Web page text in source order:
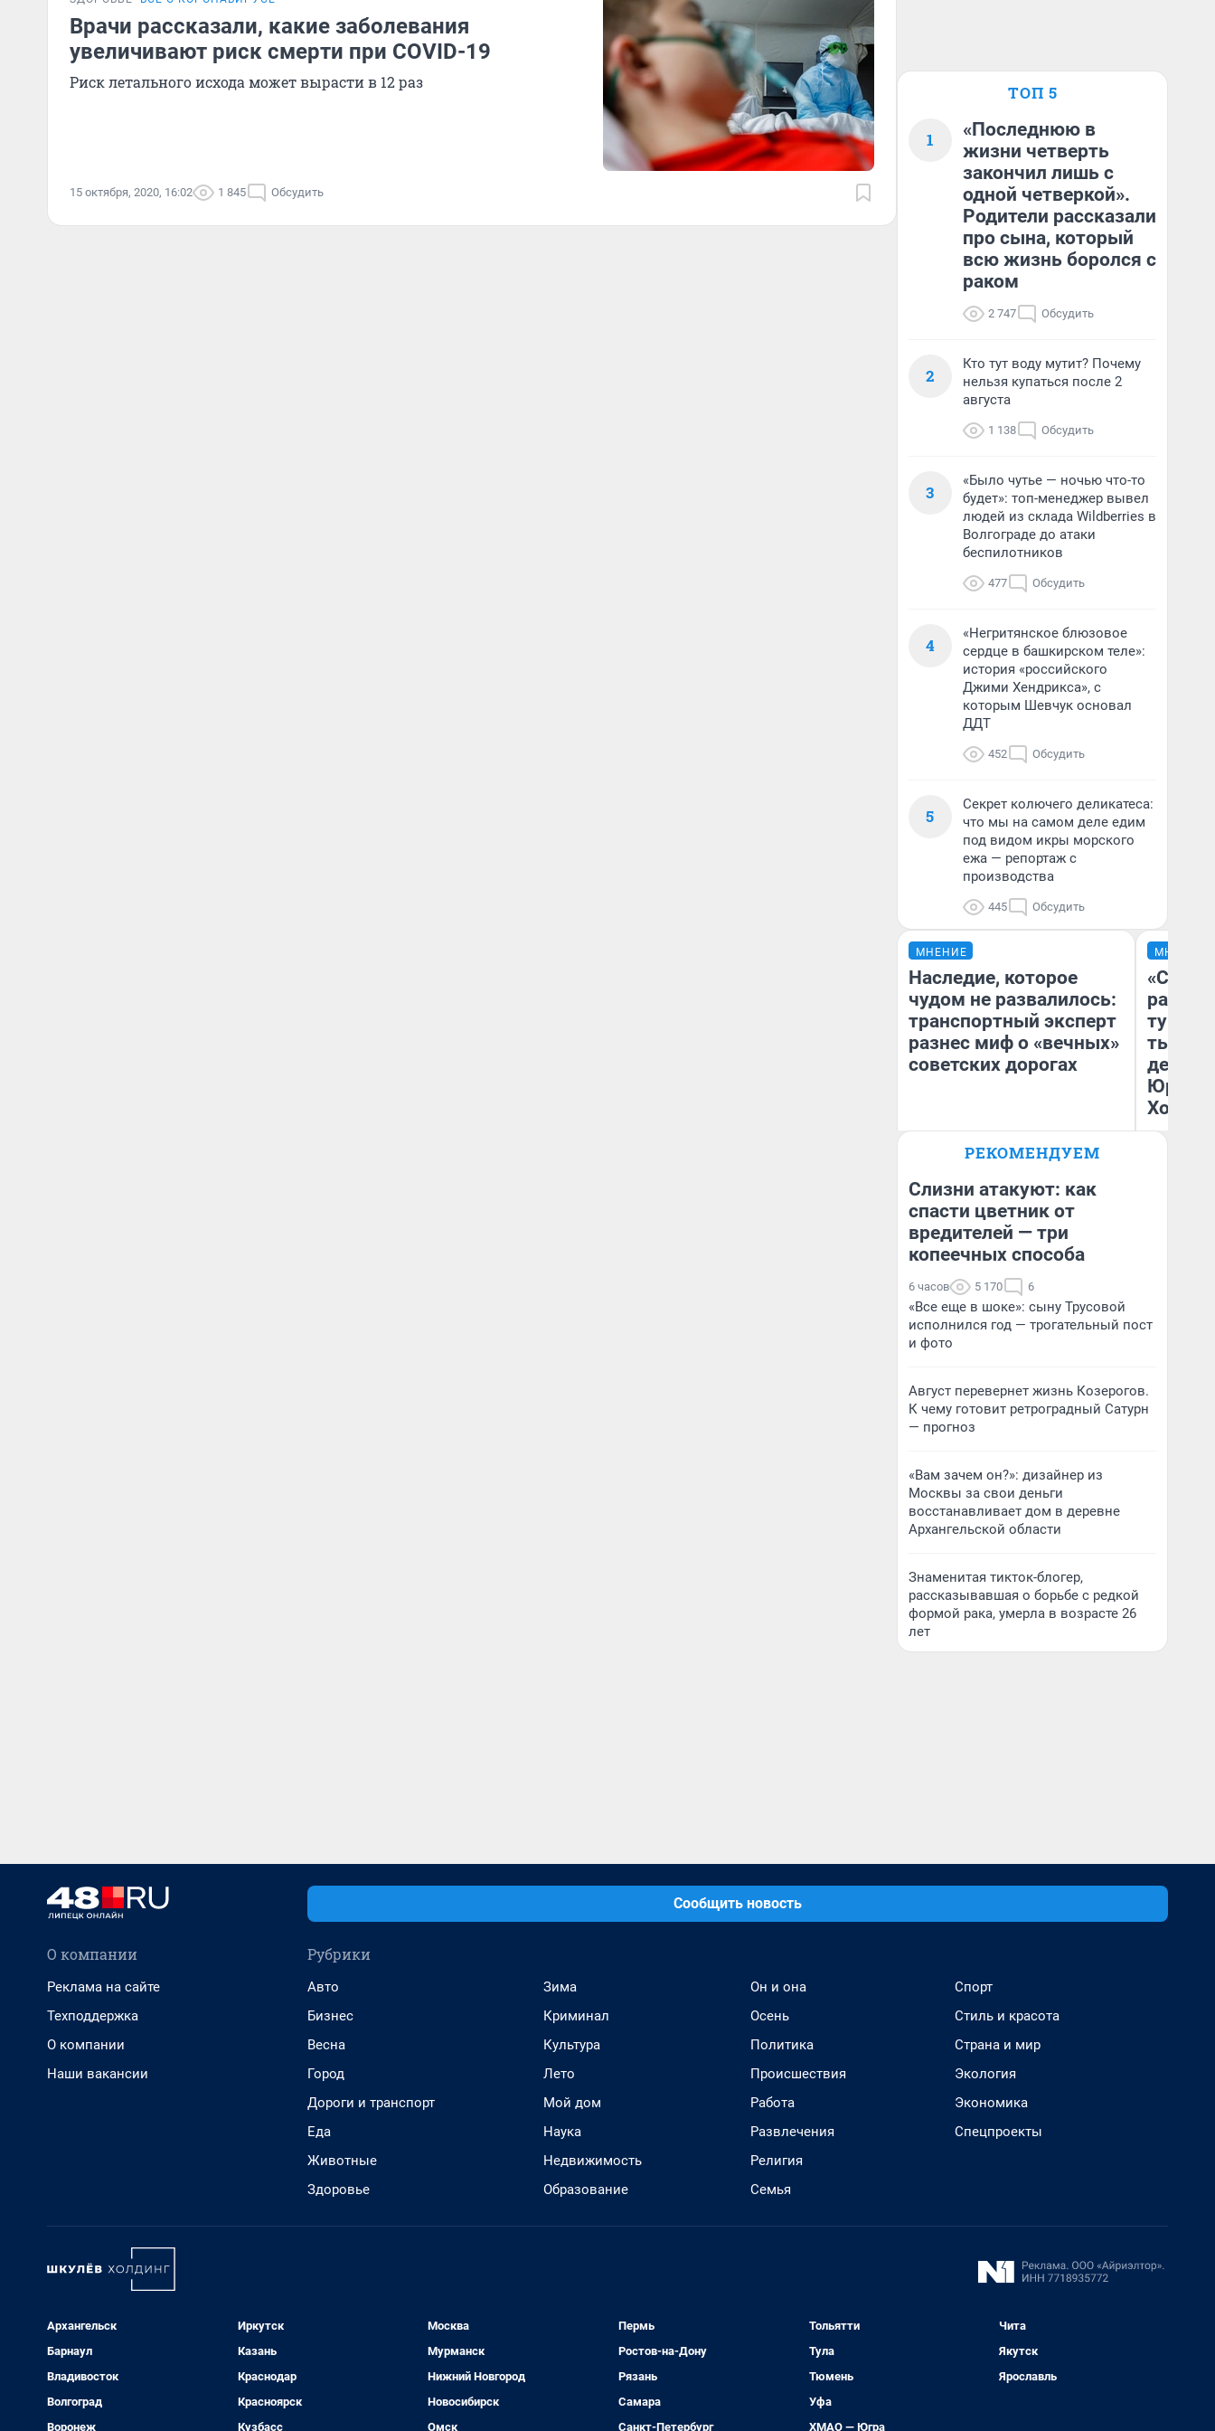
Врачи рассказали, какие заболевания
увеличивают риск смерти при COVID-19
Риск летального исхода может вырасти в 12 раз
15 октября, 2020, 16:02 1 845 Обсудить
ТОП 5
1
«Последнюю в
жизни четверть
закончил лишь с
одной четверкой».
Родители рассказали
про сына, который
всю жизнь боролся с
раком
2 747 Обсудить
2
Кто тут воду мутит? Почему
нельзя купаться после 2
августа
1 138 Обсудить
3
«Было чутье — ночью что-то
будет»: топ-менеджер вывел
людей из склада Wildberries в
Волгограде до атаки
беспилотников
477 Обсудить
4
«Негритянское блюзовое
сердце в башкирском теле»:
история «российского
Джими Хендрикса», с
которым Шевчук основал
ДДТ
452 Обсудить
5
Секрет колючего деликатеса:
что мы на самом деле едим
под видом икры морского
ежа — репортаж с
производства
445 Обсудить
МНЕНИЕ
Наследие, которое
чудом не развалилось:
транспортный эксперт
разнес миф о «вечных»
советских дорогах
Блогер, предприниматель,
бизнесе
МНЕНИЕ
тысяч,
день
РЕКОМЕНДУЕМ
Слизни атакуют: как
спасти цветник от
вредителей — три
копеечных способа
6 часов 5 170 6
«Все еще в шоке»: сыну Трусовой
исполнился год — трогательный пост
и фото
Август перевернет жизнь Козерогов.
К чему готовит ретроградный Сатурн
— прогноз
«Вам зачем он?»: дизайнер из
Москвы за свои деньги
восстанавливает дом в деревне
Архангельской области
Знаменитая тикток-блогер,
рассказывавшая о борьбе с редкой
формой рака, умерла в возрасте 26
лет
Сообщить новость
О компании
Реклама на сайте
Техподдержка
О компании
Наши вакансии
Рубрики
Авто
Бизнес
Весна
Город
Дороги и транспорт
Еда
Животные
Здоровье
Зима
Криминал
Культура
Лето
Мой дом
Наука
Недвижимость
Образование
Он и она
Осень
Политика
Происшествия
Работа
Развлечения
Религия
Семья
Спорт
Стиль и красота
Страна и мир
Экология
Экономика
Спецпроекты
Архангельск
Барнаул
Владивосток
Волгоград
Воронеж
Иркутск
Казань
Краснодар
Красноярск
Кузбасс
Москва
Мурманск
Нижний Новгород
Новосибирск
Омск
Пермь
Ростов-на-Дону
Рязань
Самара
Санкт-Петербург
Тольятти
Тула
Тюмень
Уфа
ХМАО — Югра
Чита
Якутск
Ярославль